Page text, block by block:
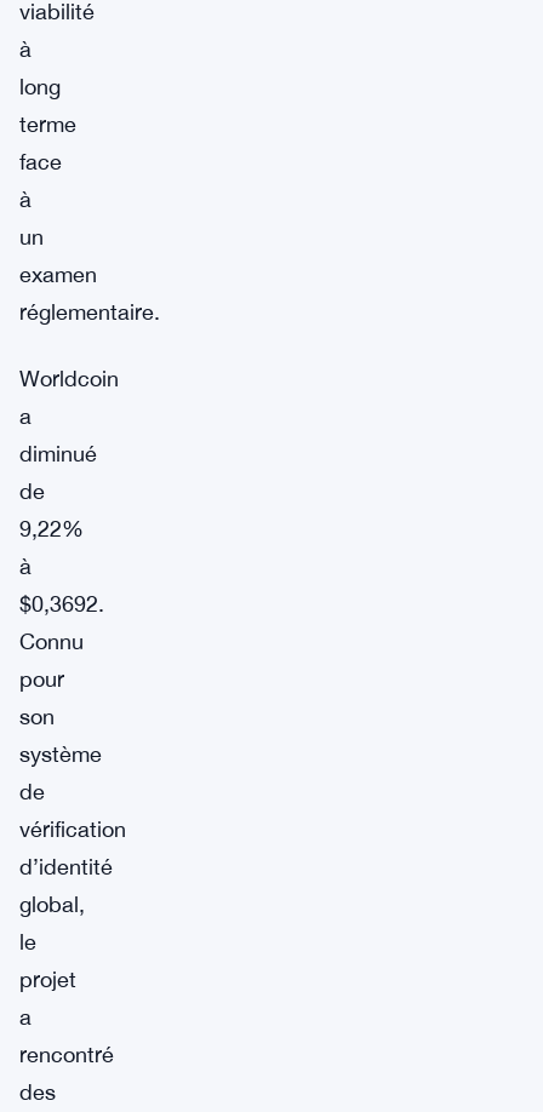
viabilité
à
long
terme
face
à
un
examen
réglementaire.
Worldcoin
a
diminué
de
9,22%
à
$0,3692.
Connu
pour
son
système
de
vérification
d’identité
global,
le
projet
a
rencontré
des